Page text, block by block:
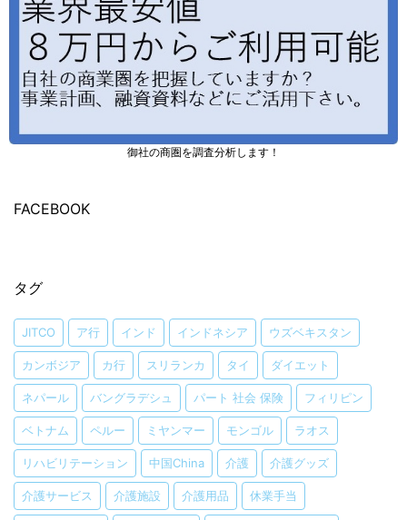
御社の商圏を調査分析します！
FACEBOOK
タグ
JITCO ア行 インド インドネシア ウズベキスタン
カンボジア カ行 スリランカ タイ ダイエット
ネパール バングラデシュ パート 社会 保険 フィリピン
ベトナム ペルー ミヤンマー モンゴル ラオス
リハビリテーション 中国China 介護 介護グッズ
介護サービス 介護施設 介護用品 休業手当